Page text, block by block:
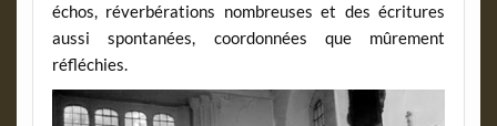
échos, réverbérations nombreuses et des écritures
aussi spontanées, coordonnées que mûrement
réfléchies.